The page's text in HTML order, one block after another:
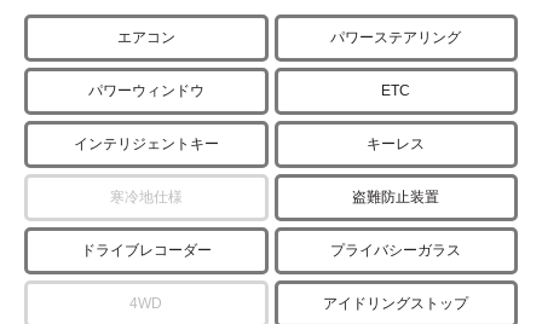
エアコン パワーステアリング
パワーウィンドウ ETC
インテリジェントキー キーレス
寒冷地仕様 盗難防止装置
ドライブレコーダー プライバシーガラス
4WD アイドリングストップ